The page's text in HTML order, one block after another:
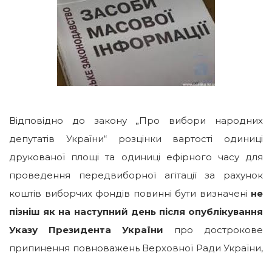
Відповідно до закону „Про вибори народних
депутатів України“ розцінки вартості одиниці
друкованої площі та одиниці ефірного часу для
проведення передвиборної агітації за рахунок
коштів виборчих фондів повинні бути визначені не
пізніш як на наступний день після опублікування
Указу Президента України про дострокове
припинення повноважень Верховної Ради України,